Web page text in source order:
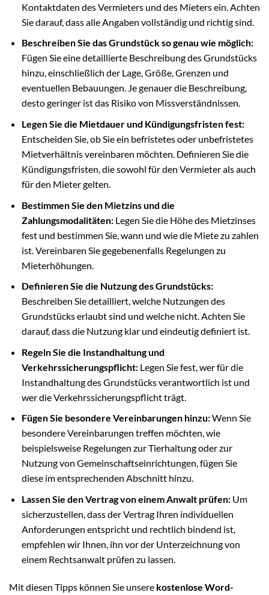
Kontaktdaten des Vermieters und des Mieters ein. Achten
Sie darauf, dass alle Angaben vollständig und richtig sind.
Beschreiben Sie das Grundstück so genau wie möglich:
Fügen Sie eine detaillierte Beschreibung des Grundstücks
hinzu, einschließlich der Lage, Größe, Grenzen und
eventuellen Bebauungen. Je genauer die Beschreibung,
desto geringer ist das Risiko von Missverständnissen.
Legen Sie die Mietdauer und Kündigungsfristen fest:
Entscheiden Sie, ob Sie ein befristetes oder unbefristetes
Mietverhältnis vereinbaren möchten. Definieren Sie die
Kündigungsfristen, die sowohl für den Vermieter als auch
für den Mieter gelten.
Bestimmen Sie den Mietzins und die
Zahlungsmodalitäten:Legen Sie die Höhe des Mietzinses
fest und bestimmen Sie, wann und wie die Miete zu zahlen
ist. Vereinbaren Sie gegebenenfalls Regelungen zu
Mieterhöhungen.
Definieren Sie die Nutzung des Grundstücks:
Beschreiben Sie detailliert, welche Nutzungen des
Grundstücks erlaubt sind und welche nicht. Achten Sie
darauf, dass die Nutzung klar und eindeutig definiert ist.
Regeln Sie die Instandhaltung und
Verkehrssicherungspflicht:Legen Sie fest, wer für die
Instandhaltung des Grundstücks verantwortlich ist und
wer die Verkehrssicherungspflicht trägt.
Fügen Sie besondere Vereinbarungen hinzu:Wenn Sie
besondere Vereinbarungen treffen möchten, wie
beispielsweise Regelungen zur Tierhaltung oder zur
Nutzung von Gemeinschaftseinrichtungen, fügen Sie
diese im entsprechenden Abschnitt hinzu.
Lassen Sie den Vertrag von einem Anwalt prüfen:Um
sicherzustellen, dass der Vertrag Ihren individuellen
Anforderungen entspricht und rechtlich bindend ist,
empfehlen wir Ihnen, ihn vor der Unterzeichnung von
einem Rechtsanwalt prüfen zu lassen.
Mit diesen Tipps können Sie unsere kostenlose Word-